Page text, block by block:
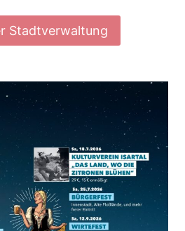
Stadtverwaltung